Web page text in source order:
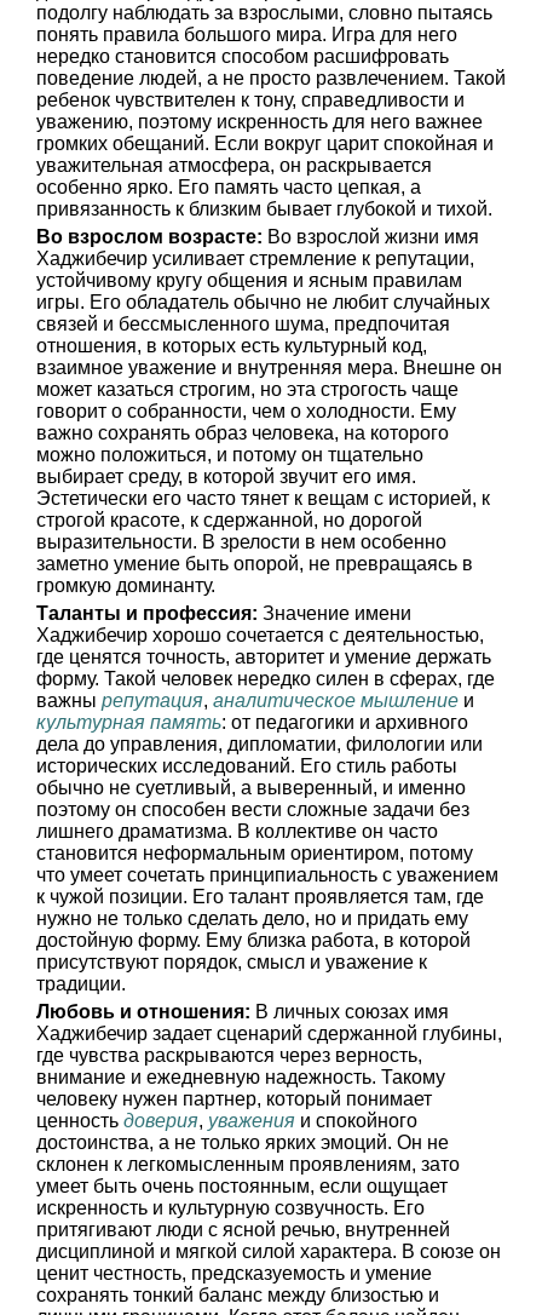
подолгу наблюдать за взрослыми, словно пытаясь
понять правила большого мира. Игра для него
нередко становится способом расшифровать
поведение людей, а не просто развлечением. Такой
ребенок чувствителен к тону, справедливости и
уважению, поэтому искренность для него важнее
громких обещаний. Если вокруг царит спокойная и
уважительная атмосфера, он раскрывается
особенно ярко. Его память часто цепкая, а
привязанность к близким бывает глубокой и тихой.
Во взрослом возрасте: Во взрослой жизни имя
Хаджибечир усиливает стремление к репутации,
устойчивому кругу общения и ясным правилам
игры. Его обладатель обычно не любит случайных
связей и бессмысленного шума, предпочитая
отношения, в которых есть культурный код,
взаимное уважение и внутренняя мера. Внешне он
может казаться строгим, но эта строгость чаще
говорит о собранности, чем о холодности. Ему
важно сохранять образ человека, на которого
можно положиться, и потому он тщательно
выбирает среду, в которой звучит его имя.
Эстетически его часто тянет к вещам с историей, к
строгой красоте, к сдержанной, но дорогой
выразительности. В зрелости в нем особенно
заметно умение быть опорой, не превращаясь в
громкую доминанту.
Таланты и профессия: Значение имени
Хаджибечир хорошо сочетается с деятельностью,
где ценятся точность, авторитет и умение держать
форму. Такой человек нередко силен в сферах, где
важны репутация, аналитическое мышление и
культурная память: от педагогики и архивного
дела до управления, дипломатии, филологии или
исторических исследований. Его стиль работы
обычно не суетливый, а выверенный, и именно
поэтому он способен вести сложные задачи без
лишнего драматизма. В коллективе он часто
становится неформальным ориентиром, потому
что умеет сочетать принципиальность с уважением
к чужой позиции. Его талант проявляется там, где
нужно не только сделать дело, но и придать ему
достойную форму. Ему близка работа, в которой
присутствуют порядок, смысл и уважение к
традиции.
Любовь и отношения: В личных союзах имя
Хаджибечир задает сценарий сдержанной глубины,
где чувства раскрываются через верность,
внимание и ежедневную надежность. Такому
человеку нужен партнер, который понимает
ценность доверия, уважения и спокойного
достоинства, а не только ярких эмоций. Он не
склонен к легкомысленным проявлениям, зато
умеет быть очень постоянным, если ощущает
искренность и культурную созвучность. Его
притягивают люди с ясной речью, внутренней
дисциплиной и мягкой силой характера. В союзе он
ценит честность, предсказуемость и умение
сохранять тонкий баланс между близостью и